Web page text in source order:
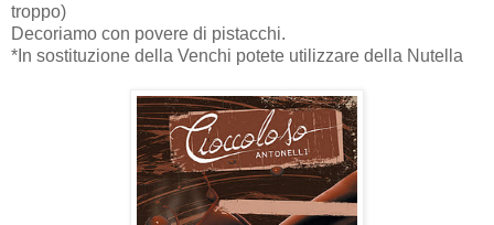
troppo)
Decoriamo con povere di pistacchi.
*In sostituzione della Venchi potete utilizzare della Nutella